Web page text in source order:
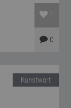
1
0
Kunstwort